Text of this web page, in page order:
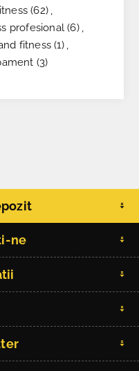
(62) ,
profesional (6) ,
fitness (1) ,
(3)
ne